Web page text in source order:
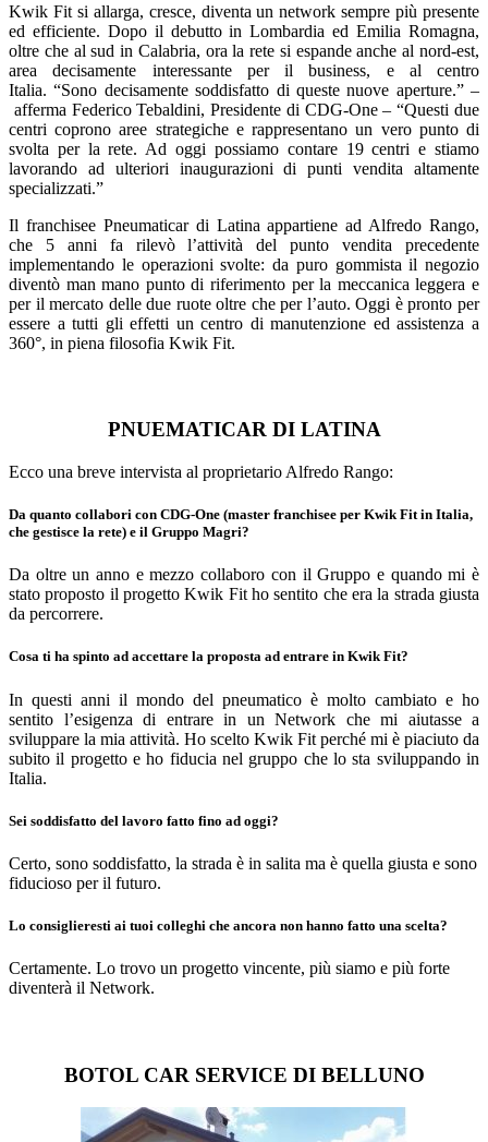
Kwik Fit si allarga, cresce, diventa un network sempre più presente
ed efficiente. Dopo il debutto in Lombardia ed Emilia Romagna,
oltre che al sud in Calabria, ora la rete si espande anche al nord-est,
area decisamente interessante per il business, e al centro
Italia. “Sono decisamente soddisfatto di queste nuove aperture.” –
afferma Federico Tebaldini, Presidente di CDG-One – “Questi due
centri coprono aree strategiche e rappresentano un vero punto di
svolta per la rete. Ad oggi possiamo contare 19 centri e stiamo
lavorando ad ulteriori inaugurazioni di punti vendita altamente
specializzati.”
Il franchisee Pneumaticar di Latina appartiene ad Alfredo Rango,
che 5 anni fa rilevò l’attività del punto vendita precedente
implementando le operazioni svolte: da puro gommista il negozio
diventò man mano punto di riferimento per la meccanica leggera e
per il mercato delle due ruote oltre che per l’auto. Oggi è pronto per
essere a tutti gli effetti un centro di manutenzione ed assistenza a
360°, in piena filosofia Kwik Fit.
PNUEMATICAR DI LATINA
Ecco una breve intervista al proprietario Alfredo Rango:
Da quanto collabori con CDG-One (master franchisee per Kwik Fit in Italia,
che gestisce la rete) e il Gruppo Magri?
Da oltre un anno e mezzo collaboro con il Gruppo e quando mi è
stato proposto il progetto Kwik Fit ho sentito che era la strada giusta
da percorrere.
Cosa ti ha spinto ad accettare la proposta ad entrare in Kwik Fit?
In questi anni il mondo del pneumatico è molto cambiato e ho
sentito l’esigenza di entrare in un Network che mi aiutasse a
sviluppare la mia attività. Ho scelto Kwik Fit perché mi è piaciuto da
subito il progetto e ho fiducia nel gruppo che lo sta sviluppando in
Italia.
Sei soddisfatto del lavoro fatto fino ad oggi?
Certo, sono soddisfatto, la strada è in salita ma è quella giusta e sono
fiducioso per il futuro.
Lo consiglieresti ai tuoi colleghi che ancora non hanno fatto una scelta?
Certamente. Lo trovo un progetto vincente, più siamo e più forte
diventerà il Network.
BOTOL CAR SERVICE DI BELLUNO